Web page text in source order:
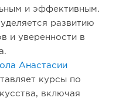
и эффективным.
развитию
и уверенности в
Анастасии
курсы по
включая